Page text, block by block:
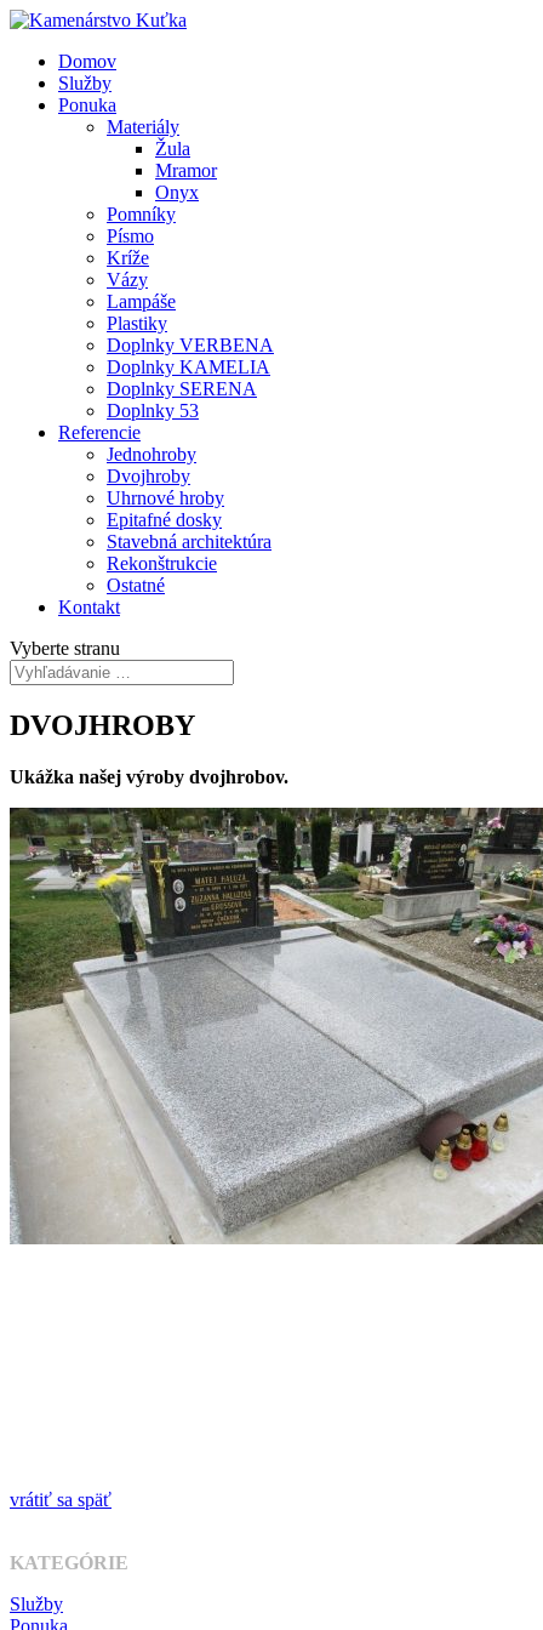
Domov
Služby
Ponuka
Materiály
Žula
Mramor
Onyx
Pomníky
Písmo
Kríže
Vázy
Lampáše
Plastiky
Doplnky VERBENA
Doplnky KAMELIA
Doplnky SERENA
Doplnky 53
Referencie
Jednohroby
Dvojhroby
Uhrnové hroby
Epitafné dosky
Stavebná architektúra
Rekonštrukcie
Ostatné
Kontakt
Vyberte stranu
DVOJHROBY
Ukážka našej výroby dvojhrobov.
vrátiť sa späť
KATEGÓRIE
Služby
Ponuka